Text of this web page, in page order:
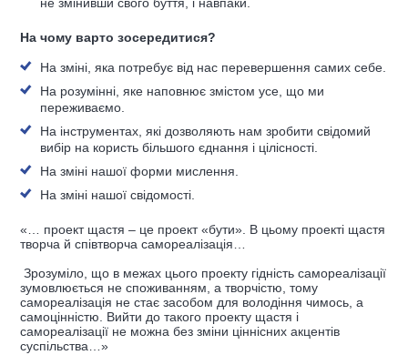
не змінивши свого буття, і навпаки.
На чому варто зосередитися?
На зміні, яка потребує від нас перевершення самих себе.
На розумінні, яке наповнює змістом усе, що ми
переживаємо.
На інструментах, які дозволяють нам зробити свідомий
вибір на користь більшого єднання і цілісності.
На зміні нашої форми мислення.
На зміні нашої свідомості.
«… проект щастя – це проект «бути». В цьому проекті щастя
творча й співтворча самореалізація…
Зрозуміло, що в межах цього проекту гідність самореалізації
зумовлюється не споживанням, а творчістю, тому
самореалізація не стає засобом для володіння чимось, а
самоцінністю. Вийти до такого проекту щастя і
самореалізації не можна без зміни ціннісних акцентів
суспільства…»